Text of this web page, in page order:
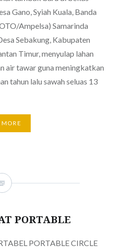
Gano, Syiah Kuala, Banda
Ampelsa) Samarinda
Sebakung, Kabupaten
Timur, menyulap lahan
air tawar guna meningkatkan
tahun lalu sawah seluas 13
MORE
PORTABLE
PORTABLE CIRCLE